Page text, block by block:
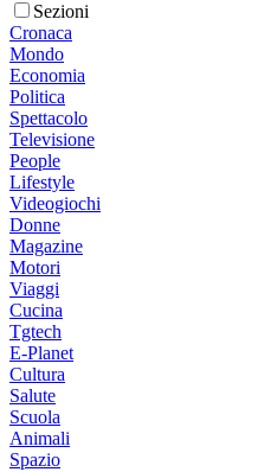
Sezioni
Cronaca
Mondo
Economia
Politica
Spettacolo
Televisione
People
Lifestyle
Videogiochi
Donne
Magazine
Motori
Viaggi
Cucina
Tgtech
E-Planet
Cultura
Salute
Scuola
Animali
Spazio